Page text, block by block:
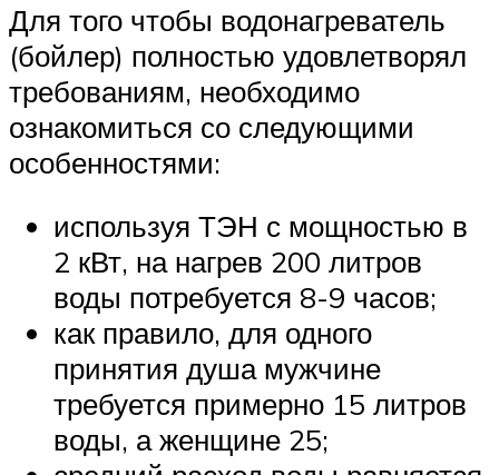
Для того чтобы водонагреватель
(бойлер) полностью удовлетворял
требованиям, необходимо
ознакомиться со следующими
особенностями:
используя ТЭН с мощностью в
2 кВт, на нагрев 200 литров
воды потребуется 8-9 часов;
как правило, для одного
принятия душа мужчине
требуется примерно 15 литров
воды, а женщине 25;